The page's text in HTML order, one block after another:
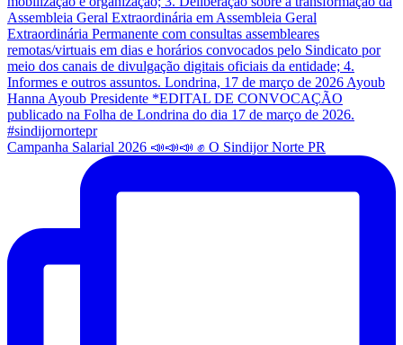
Campanha Salarial 2026 📣📣📣 ✊ O Sindijor Norte PR